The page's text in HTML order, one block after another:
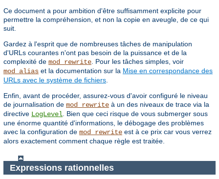
Ce document a pour ambition d'être suffisamment explicite pour
permettre la compréhension, et non la copie en aveugle, de ce qui
suit.
Gardez à l'esprit que de nombreuses tâches de manipulation
d'URLs courantes n'ont pas besoin de la puissance et de la
complexité de mod_rewrite . Pour les tâches simples, voir
mod_alias et la documentation sur la Mise en correspondance des
URLs avec le système de fichiers
Enfin, avant de procéder, assurez-vous d'avoir configuré le niveau
de journalisation de mod_rewrite à un des niveaux de trace via la
directive LogLevel . Bien que ceci risque de vous submerger sous
une énorme quantité d'informations, le débogage des problèmes
avec la configuration de mod_rewrite est à ce prix car vous verrez
alors exactement comment chaque règle est traitée.
Expressions rationnelles